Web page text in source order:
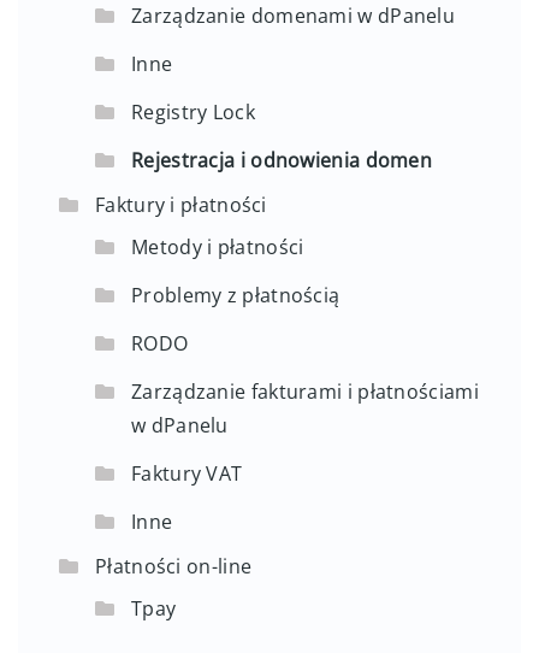
Zarządzanie domenami w dPanelu
Inne
Registry Lock
Rejestracja i odnowienia domen
Faktury i płatności
Metody i płatności
Problemy z płatnością
RODO
Zarządzanie fakturami i płatnościami
w dPanelu
Faktury VAT
Inne
Płatności on-line
Tpay